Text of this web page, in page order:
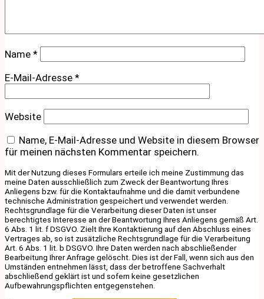
Name *
E-Mail-Adresse *
Website
Name, E-Mail-Adresse und Website in diesem Browser
für meinen nächsten Kommentar speichern.
Mit der Nutzung dieses Formulars erteile ich meine Zustimmung das
meine Daten ausschließlich zum Zweck der Beantwortung Ihres
Anliegens bzw. für die Kontaktaufnahme und die damit verbundene
technische Administration gespeichert und verwendet werden.
Rechtsgrundlage für die Verarbeitung dieser Daten ist unser
berechtigtes Interesse an der Beantwortung Ihres Anliegens gemäß Art.
6 Abs. 1 lit. f DSGVO. Zielt Ihre Kontaktierung auf den Abschluss eines
Vertrages ab, so ist zusätzliche Rechtsgrundlage für die Verarbeitung
Art. 6 Abs. 1 lit. b DSGVO. Ihre Daten werden nach abschließender
Bearbeitung Ihrer Anfrage gelöscht. Dies ist der Fall, wenn sich aus den
Umständen entnehmen lässt, dass der betroffene Sachverhalt
abschließend geklärt ist und sofern keine gesetzlichen
Aufbewahrungspflichten entgegenstehen.